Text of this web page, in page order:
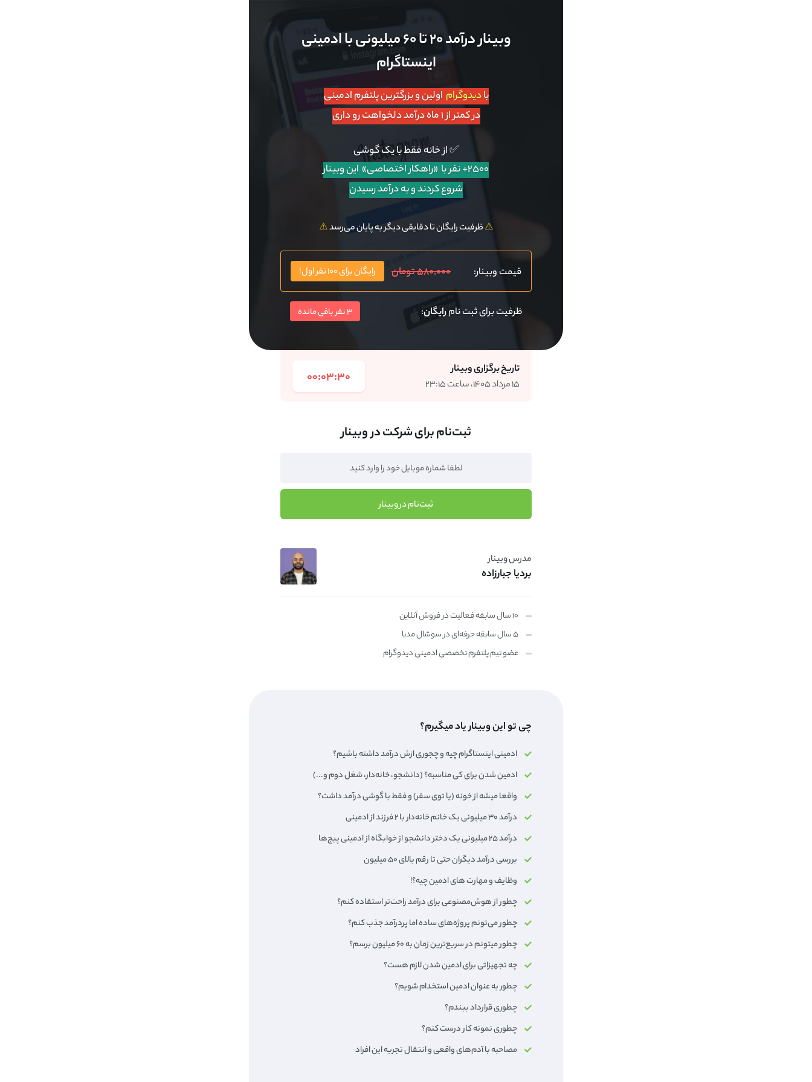
وبینار درآمد ۲۰ تا ۶۰ میلیونی با ادمینی
اینستاگرام
بادیدوگرام اولین و بزرگترین پلتفرم ادمینی
در کمتر از ۱ ماه درآمد دلخواهت رو داری
✅ از خانه فقط با یک گوشی
۲۵۰۰+ نفر با «راهکار اختصاصی»
این وبینار
شروع کردند و به درآمد رسیدن
⚠️ظرفیت رایگان تا دقایقی دیگر به پایان می‌رسد⚠️
قیمت وبینار: ۵۸۰,۰۰۰ تومان رایگان برای ۱۰۰ نفر اول!
ظرفیت برای ثبت نامرایگان: 3 نفر باقی مانده
تاریخ برگزاری وبینار
۱۵ مرداد ۱۴۰۵، ساعت ۲۳:۱۵ 00:03:30
ثبت‌نام برای شرکت در وبینار
ثبت‌نام در وبینار
مدرس وبینار
بردیا جبارزاده
۱۰ سال سابقه فعالیت در فروش آنلاین
۵ سال سابقه حرفه‌ای در سوشال مدیا
عضو تیم پلتفرم تخصصی ادمینی دیدوگرام
چی تو این وبینار یاد میگیرم؟
ادمینی اینستاگرام چیه و چجوری ازش درآمد داشته باشیم؟
ادمین شدن برای کی مناسبه؟ (دانشجو، خانه‌دار،‌ شغل دوم و...)
واقعا میشه از خونه (یا توی سفر) و فقط با گوشی درآمد داشت؟
درآمد ۳۰ میلیونی یک خانم خانه‌دار با ۲ فرزند از ادمینی
درآمد ۲۵ میلیونی یک دختر دانشجو از خوابگاه از ادمینی پیج‌ها
بررسی درآمد دیگران حتی تا رقم بالای ۵۰ میلیون
وظایف و مهارت های ادمین چیه؟!
چطور از هوش‌مصنوعی برای درآمد راحت‌تر استفاده کنم؟
چطور می‌تونم پروژه‌های ساده اما پردرآمد جذب کنم؟
چطور میتونم در سریع‌ترین زمان به 6۰ میلیون برسم؟
چه تجهیزاتی برای ادمین شدن لازم هست؟
چطور به عنوان ادمین استخدام شویم؟
چطوری قرارداد ببندم؟
چطوری نمونه کار درست کنم؟
مصاحبه با آدم‌های واقعی و انتقال تجربه این افراد